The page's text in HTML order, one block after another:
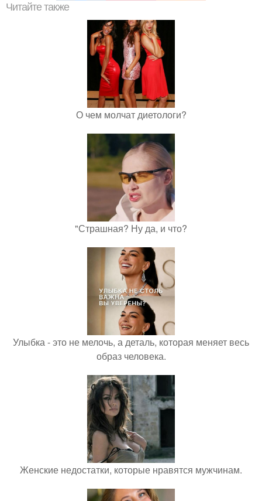
Читайте также
О чем молчат диетологи?
"Страшная? Ну да, и что?
Улыбка - это не мелочь, а деталь, которая меняет весь
образ человека.
Женские недостатки, которые нравятся мужчинам.